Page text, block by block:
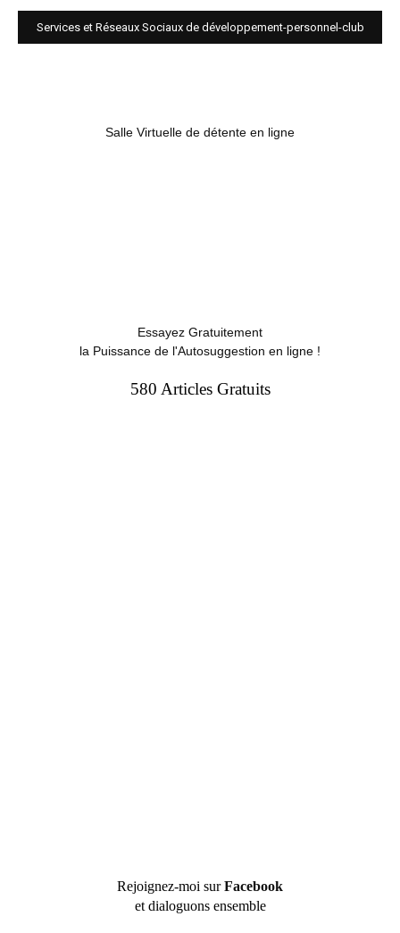
Services et Réseaux Sociaux de développement-personnel-club
Salle Virtuelle de détente en ligne
Essayez Gratuitement
la Puissance de l'Autosuggestion en ligne !
580 Articles Gratuits
Rejoignez-moi surFacebook
et dialoguons ensemble